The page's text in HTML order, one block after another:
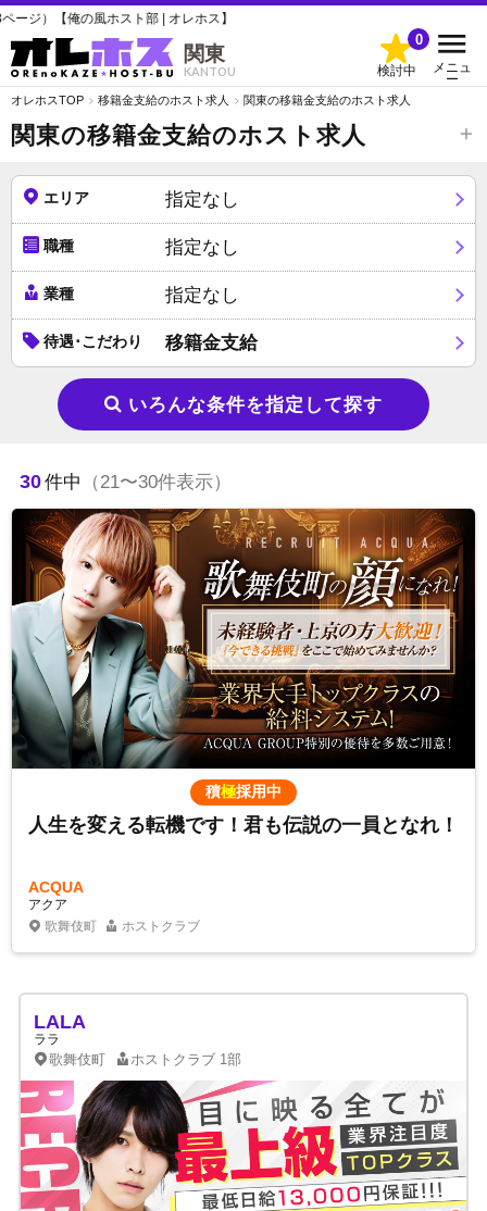
ト部 | オレホス】
関東
KANTOU 検討中
0
メニュ
ー
オレホスTOP 移籍金支給のホスト求人 関東の移籍金支給のホスト求人
関東の移籍金支給のホスト求人
エリア 指定なし
職種 指定なし
業種 指定なし
待遇･こだわり 移籍金支給
いろんな条件を指定して探す
30件中 （21〜30件表示）
積極採用中
人生を変える転機です！君も伝説の一員となれ！
ACQUA
アクア
歌舞伎町
ホストクラブ
LALA
ララ
歌舞伎町 ホストクラブ 1部